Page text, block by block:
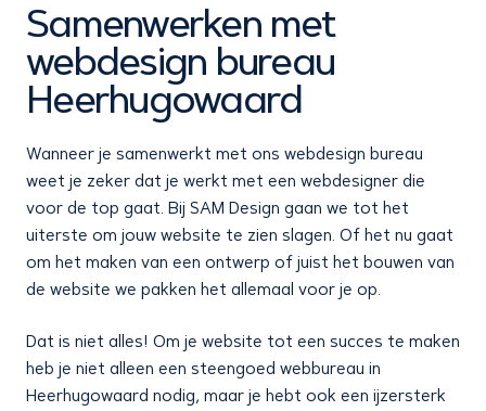
Samenwerken met
webdesign bureau
Heerhugowaard
Wanneer je samenwerkt met ons webdesign bureau
weet je zeker dat je werkt met een webdesigner die
voor de top gaat. Bij SAM Design gaan we tot het
uiterste om jouw website te zien slagen. Of het nu gaat
om het maken van een ontwerp of juist het bouwen van
de website we pakken het allemaal voor je op.
Dat is niet alles! Om je website tot een succes te maken
heb je niet alleen een steengoed webbureau in
Heerhugowaard nodig, maar je hebt ook een ijzersterk